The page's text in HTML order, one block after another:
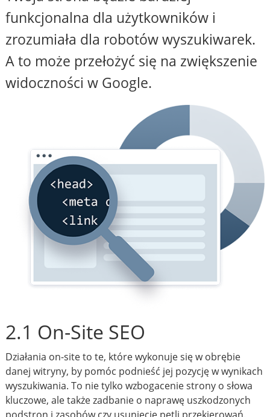
funkcjonalna dla użytkowników i
zrozumiała dla robotów wyszukiwarek.
A to może przełożyć się na zwiększenie
widoczności w Google.
2.1 On-Site SEO
Działania on-site to te, które wykonuje się w obrębie
danej witryny, by pomóc podnieść jej pozycję w wynikach
wyszukiwania. To nie tylko wzbogacenie strony o słowa
kluczowe, ale także zadbanie o naprawę uszkodzonych
podstron i zasobów czy usunięcie pętli przekierowań.